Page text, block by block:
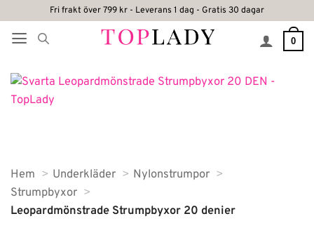
content
Fri frakt över 799 kr - Leverans 1 dag - Gratis 30 dagar
0
Hem Underkläder
Nylonstrumpor
Strumpbyxor
Leopardmönstrade Strumpbyxor 20 denier